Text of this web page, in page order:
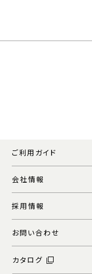
ご利用ガイド
会社情報
採用情報
お問い合わせ
カタログ